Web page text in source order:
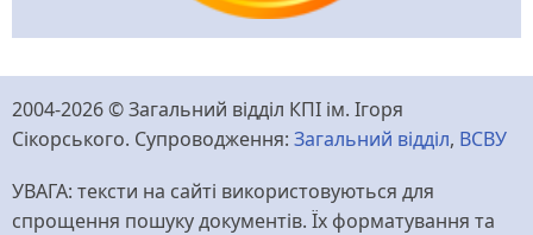
2004-2026 © Загальний відділ КПІ ім. Ігоря
Сікорського. Супроводження: Загальний відділ, ВСВУ
УВАГА: тексти на сайті використовуються для
спрощення пошуку документів. Їх форматування та